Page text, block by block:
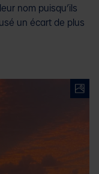
nom puisqu’ils
un écart de plus